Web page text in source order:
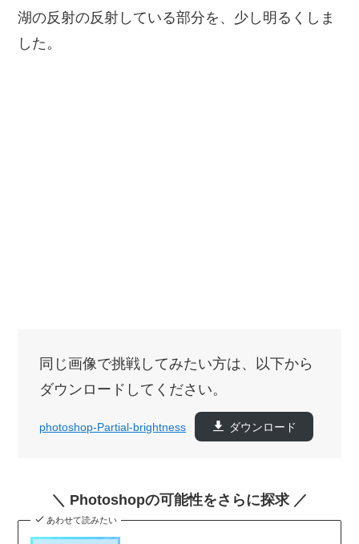
湖の反射の反射している部分を、少し明るくしま
した。
同じ画像で挑戦してみたい方は、以下から
ダウンロードしてください。
photoshop-Partial-brightness ダウンロード
＼ Photoshopの可能性をさらに探求 ／
あわせて読みたい